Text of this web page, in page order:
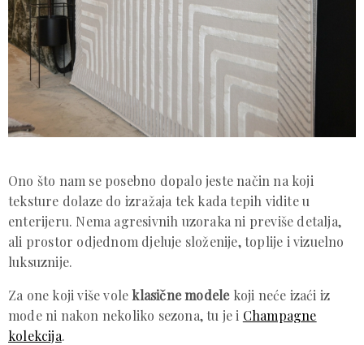
Ono što nam se posebno dopalo jeste način na koji
teksture dolaze do izražaja tek kada tepih vidite u
enterijeru. Nema agresivnih uzoraka ni previše detalja,
ali prostor odjednom djeluje složenije, toplije i vizuelno
luksuznije.
Za one koji više voleklasične modele koji neće izaći iz
mode ni nakon nekoliko sezona, tu je i Champagne
kolekcija.